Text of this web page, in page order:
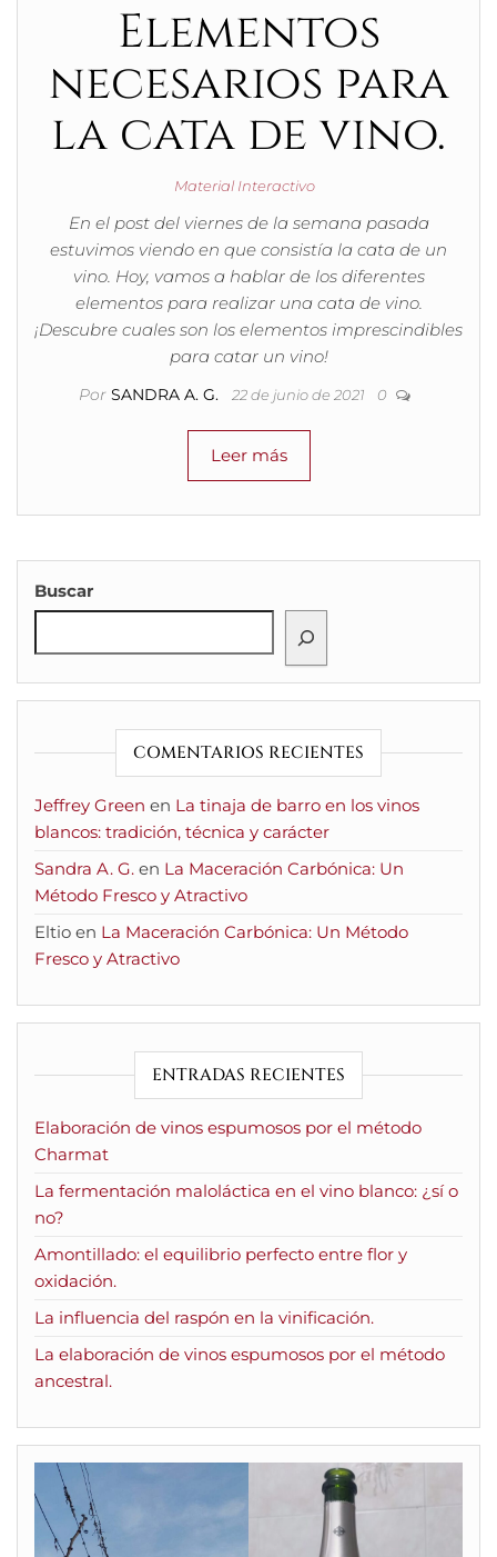
Elementos
necesarios para
la cata de vino.
Material Interactivo
En el post del viernes de la semana pasada
estuvimos viendo en que consistía la cata de un
vino. Hoy, vamos a hablar de los diferentes
elementos para realizar una cata de vino.
¡Descubre cuales son los elementos imprescindibles
para catar un vino!
Por SANDRA A. G. 22 de junio de 2021 0
Leer más
Buscar
COMENTARIOS RECIENTES
Jeffrey Green en La tinaja de barro en los vinos
blancos: tradición, técnica y carácter
Sandra A. G. en La Maceración Carbónica: Un
Método Fresco y Atractivo
Eltio en La Maceración Carbónica: Un Método
Fresco y Atractivo
ENTRADAS RECIENTES
Elaboración de vinos espumosos por el método
Charmat
La fermentación maloláctica en el vino blanco: ¿sí o
no?
Amontillado: el equilibrio perfecto entre flor y
oxidación.
La influencia del raspón en la vinificación.
La elaboración de vinos espumosos por el método
ancestral.